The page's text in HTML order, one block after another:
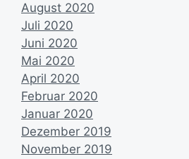
August 2020
Juli 2020
Juni 2020
Mai 2020
April 2020
Februar 2020
Januar 2020
Dezember 2019
November 2019